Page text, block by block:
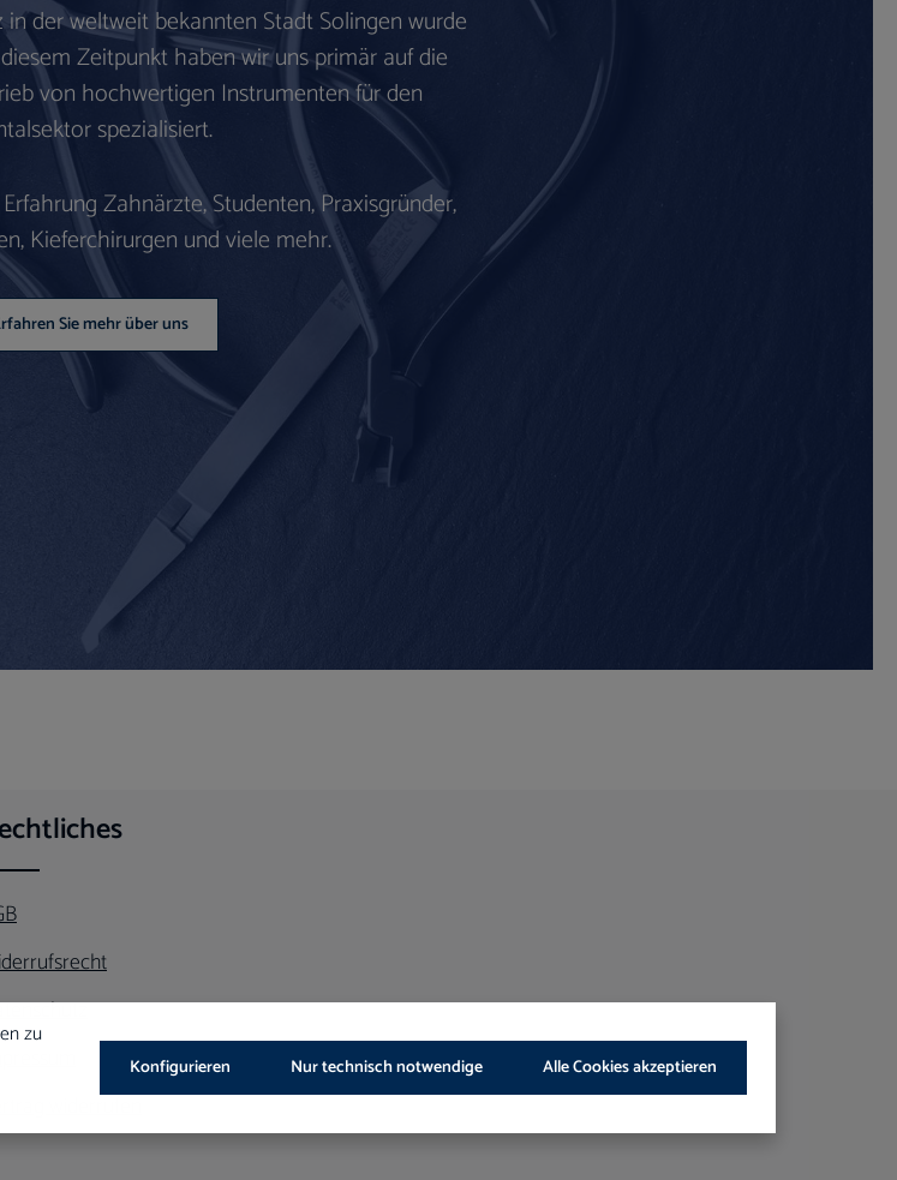
der weltweit bekannten Stadt Solingen wurde
Zeitpunkt haben wir uns primär auf die
von hochwertigen Instrumenten für den
spezialisiert.
Zahnärzte, Studenten, Praxisgründer,
Kieferchirurgen und viele mehr.
Sie mehr über uns
widerrufen
zu
Nur technisch notwendige
Konfigurieren Alle Cookies akzeptieren